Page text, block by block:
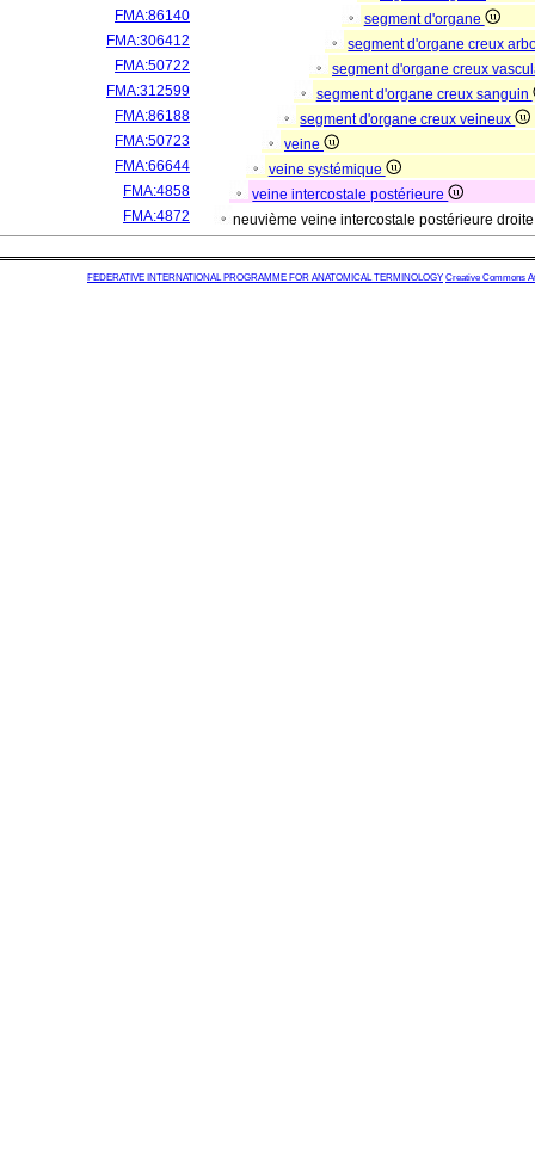
FMA:86140
segment d'organe
FMA:306412
segment d'organe creux
FMA:50722
segment d'organe creux
FMA:312599
segment d'organe creux sanguin
FMA:86188
segment d'organe creux veineux
FMA:50723
veine
FMA:66644
veine systémique
FMA:4858
veine intercostale postérieure
FMA:4872
neuvième veine intercostale postérieure
FEDERATIVE INTERNATIONAL PROGRAMME FOR ANATOMICAL TERMINOLOGY Creative Commons